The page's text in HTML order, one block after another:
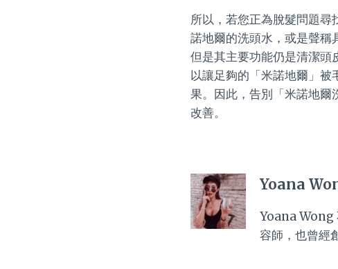
所以，若您正為脫髮問題尋
諾地爾的洗頭水，或是聲稱
但是其主要功能仍是清潔頭
以讓足夠的「米諾地爾」被
果。因此，告別「米諾地爾
改善。
Yoana
Yoana Wong
容師，也曾經